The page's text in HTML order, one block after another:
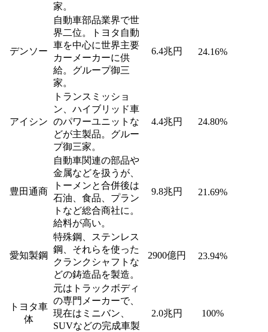
家。
デンソー
自動車部品業界で世
界二位。トヨタ自動
車を中心に世界主要
カーメーカーに供
給。グループ御三
家。
6.4兆円 24.16%
アイシン
トランスミッショ
ン、ハイブリッド車
のパワーユニットな
どが主製品。グルー
プ御三家。
4.4兆円 24.80%
豊田通商
自動車関連の部品や
金属などを扱うが、
トーメンと合併後は
石油、食品、プラン
トなど総合商社に。
給料が高い。
9.8兆円 21.69%
愛知製鋼
特殊鋼、ステンレス
鋼、それらを使った
クランクシャフトな
どの鋳造品を製造。
2900億円 23.94%
トヨタ車
体
元はトラックボディ
の専門メーカーで、
現在はミニバン、
SUVなどの完成車製
2.0兆円 100%